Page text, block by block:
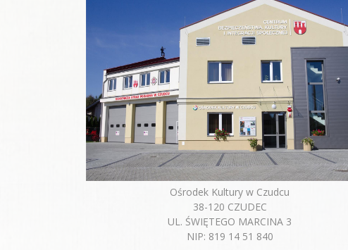
Ośrodek Kultury w Czudcu
38-120 CZUDEC
UL. ŚWIĘTEGO MARCINA 3
NIP: 819 14 51 840